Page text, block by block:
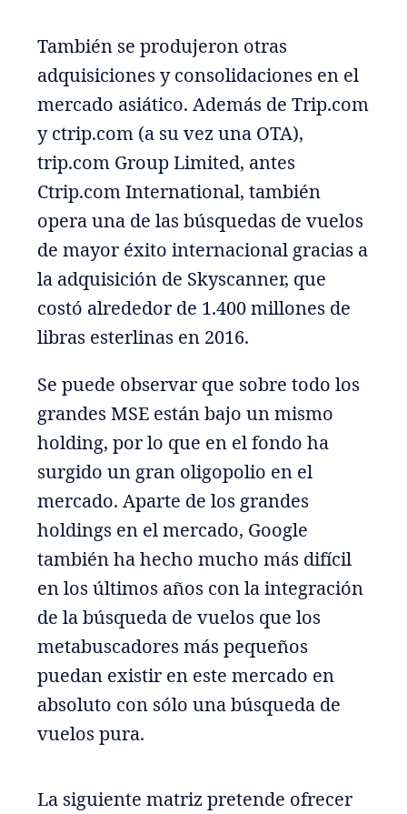
También se produjeron otras
adquisiciones y consolidaciones en el
mercado asiático. Además de Trip.com
y ctrip.com (a su vez una OTA),
trip.com Group Limited, antes
Ctrip.com International, también
opera una de las búsquedas de vuelos
de mayor éxito internacional gracias a
la adquisición de Skyscanner, que
costó alrededor de 1.400 millones de
libras esterlinas en 2016.
Se puede observar que sobre todo los
grandes MSE están bajo un mismo
holding, por lo que en el fondo ha
surgido un gran oligopolio en el
mercado. Aparte de los grandes
holdings en el mercado, Google
también ha hecho mucho más difícil
en los últimos años con la integración
de la búsqueda de vuelos que los
metabuscadores más pequeños
puedan existir en este mercado en
absoluto con sólo una búsqueda de
vuelos pura.
La siguiente matriz pretende ofrecer